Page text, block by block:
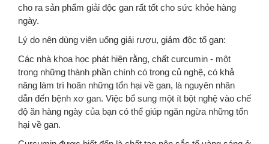
cho ra sản phẩm giải độc gan rất tốt cho sức khỏe hàng
ngày.
Lý do nên dùng viên uống giải rượu, giảm độc tố gan:
Các nhà khoa học phát hiện rằng, chất curcumin - một
trong những thành phần chính có trong củ nghệ, có khả
năng làm trì hoãn những tổn hại về gan, là nguyên nhân
dẫn đến bệnh xơ gan. Việc bổ sung một ít bột nghệ vào chế
độ ăn hàng ngày của bạn có thể giúp ngăn ngừa những tổn
hại về gan.